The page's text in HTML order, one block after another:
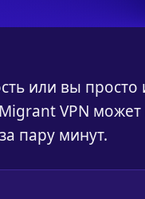
или вы
VPN может
пару минут.